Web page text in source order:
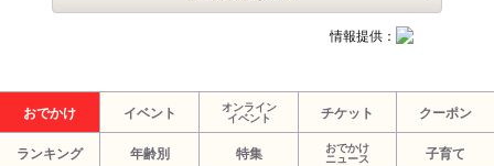
情報提供：
おでかけ イベント
オンライン
イベント
チケット クーポン
ランキング 年齢別 特集
おでかけ
ニュース
子育て